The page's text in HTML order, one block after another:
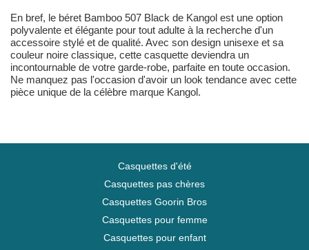
En bref, le béret Bamboo 507 Black de Kangol est une option
polyvalente et élégante pour tout adulte à la recherche d'un
accessoire stylé et de qualité. Avec son design unisexe et sa
couleur noire classique, cette casquette deviendra un
incontournable de votre garde-robe, parfaite en toute occasion.
Ne manquez pas l'occasion d'avoir un look tendance avec cette
pièce unique de la célèbre marque Kangol.
Casquettes d'été
Casquettes pas chères
Casquettes Goorin Bros
Casquettes pour femme
Casquettes pour enfant